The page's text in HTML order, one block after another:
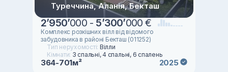
Туреччина, Аланія, Бекташ
2’950’000 - 5’300’000 €
Комплекс розкішних вілл від відомого
забудовника в районі Бекташ (011252)
Тип нерухомості: Вілли
Кімнати: 3 спальні, 4 спальні, 6 спалень
364-701м² 2025